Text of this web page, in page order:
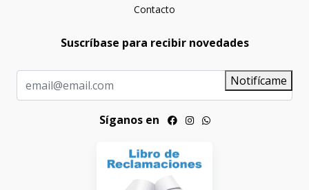
Contacto
Suscríbase para recibir novedades
Notifícame
Síganos en